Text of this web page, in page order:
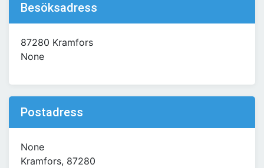
Besöksadress
87280 Kramfors
None
Postadress
None
Kramfors, 87280